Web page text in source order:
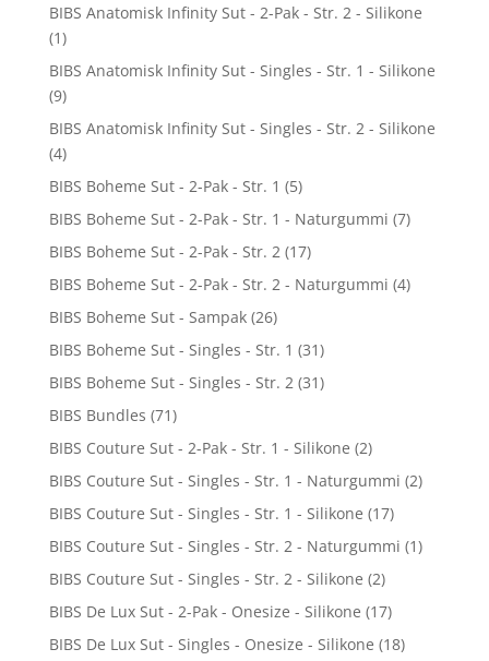
BIBS Anatomisk Infinity Sut - 2-Pak - Str. 2 - Silikone
(1)
BIBS Anatomisk Infinity Sut - Singles - Str. 1 - Silikone
(9)
BIBS Anatomisk Infinity Sut - Singles - Str. 2 - Silikone
(4)
BIBS Boheme Sut - 2-Pak - Str. 1 (5)
BIBS Boheme Sut - 2-Pak - Str. 1 - Naturgummi (7)
BIBS Boheme Sut - 2-Pak - Str. 2 (17)
BIBS Boheme Sut - 2-Pak - Str. 2 - Naturgummi (4)
BIBS Boheme Sut - Sampak (26)
BIBS Boheme Sut - Singles - Str. 1 (31)
BIBS Boheme Sut - Singles - Str. 2 (31)
BIBS Bundles (71)
BIBS Couture Sut - 2-Pak - Str. 1 - Silikone (2)
BIBS Couture Sut - Singles - Str. 1 - Naturgummi (2)
BIBS Couture Sut - Singles - Str. 1 - Silikone (17)
BIBS Couture Sut - Singles - Str. 2 - Naturgummi (1)
BIBS Couture Sut - Singles - Str. 2 - Silikone (2)
BIBS De Lux Sut - 2-Pak - Onesize - Silikone (17)
BIBS De Lux Sut - Singles - Onesize - Silikone (18)